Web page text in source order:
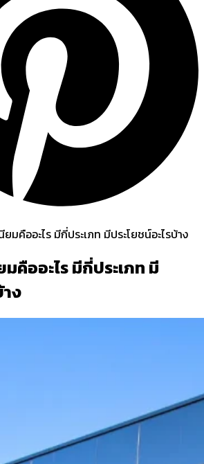
มคืออะไร มีกี่ประเภท มีประโยชน์อะไรบ้าง
คืออะไร มีกี่ประเภท มี
ง